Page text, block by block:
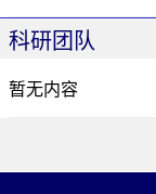
科研团队
暂无内容